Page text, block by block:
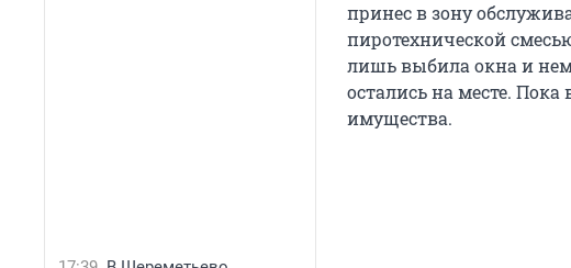
принес в зону
пиротехнической
лишь выбила окна и
остались на месте.
имущества.